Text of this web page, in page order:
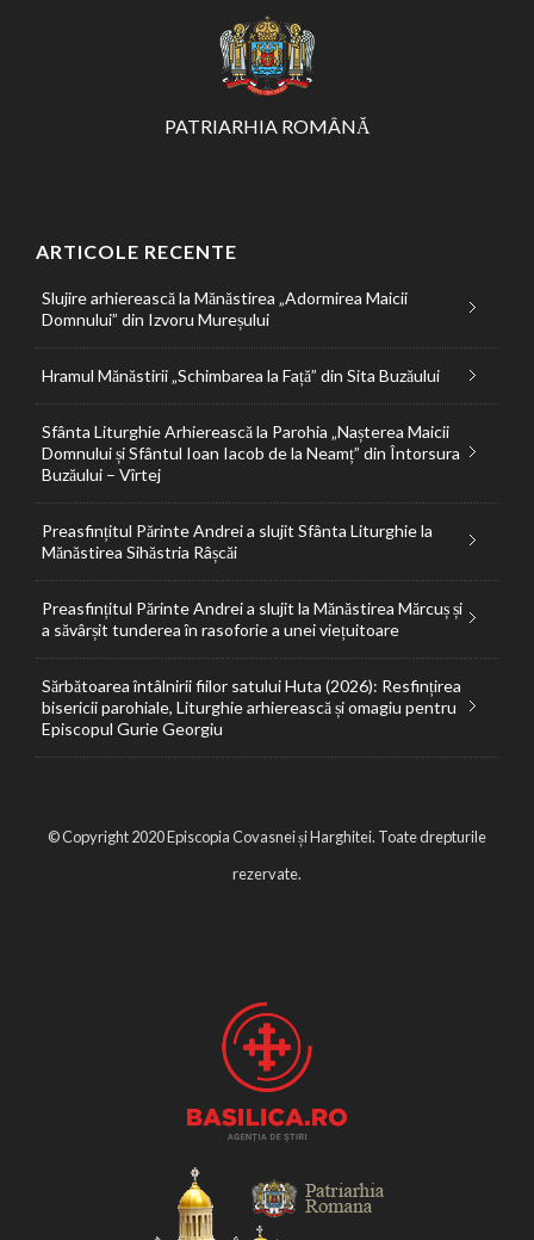
PATRIARHIA ROMÂNĂ
ARTICOLE RECENTE
Slujire arhierească la Mănăstirea „Adormirea Maicii
Domnului” din Izvoru Mureșului
Hramul Mănăstirii „Schimbarea la Față” din Sita Buzăului
Sfânta Liturghie Arhierească la Parohia „Nașterea Maicii
Domnului și Sfântul Ioan Iacob de la Neamț” din Întorsura
Buzăului – Vîrtej
Preasfințitul Părinte Andrei a slujit Sfânta Liturghie la
Mănăstirea Sihăstria Râșcăi
Preasfințitul Părinte Andrei a slujit la Mănăstirea Mărcuș și
a săvârșit tunderea în rasoforie a unei viețuitoare
Sărbătoarea întâlnirii fiilor satului Huta (2026): Resfințirea
bisericii parohiale, Liturghie arhierească și omagiu pentru
Episcopul Gurie Georgiu
© Copyright 2020 Episcopia Covasnei și Harghitei. Toate drepturile
rezervate.